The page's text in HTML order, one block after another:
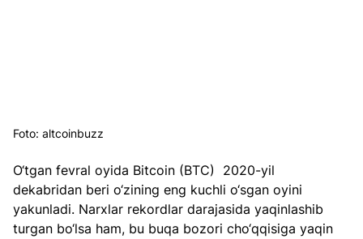
Foto: altcoinbuzz
O‘tgan fevral oyida Bitcoin (BTC)  2020-yil
dekabridan beri o‘zining eng kuchli o‘sgan oyini
yakunladi. Narxlar rekordlar darajasida yaqinlashib
turgan bo‘lsa ham, bu buqa bozori cho‘qqisiga yaqin